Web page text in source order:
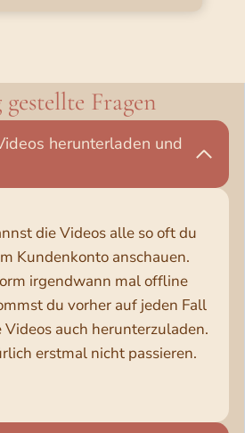
Fragen
herunterladen und
die Videos alle so oft du
Kundenkonto anschauen.
irgendwann mal offline
du vorher auf jeden Fall
auch herunterzuladen.
erstmal nicht passieren.